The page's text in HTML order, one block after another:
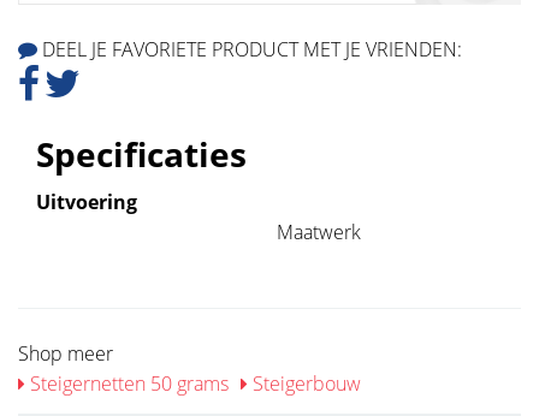
DEEL JE FAVORIETE PRODUCT MET JE VRIENDEN:
Specificaties
Uitvoering
Maatwerk
Shop meer
Steigernetten 50 grams
Steigerbouw